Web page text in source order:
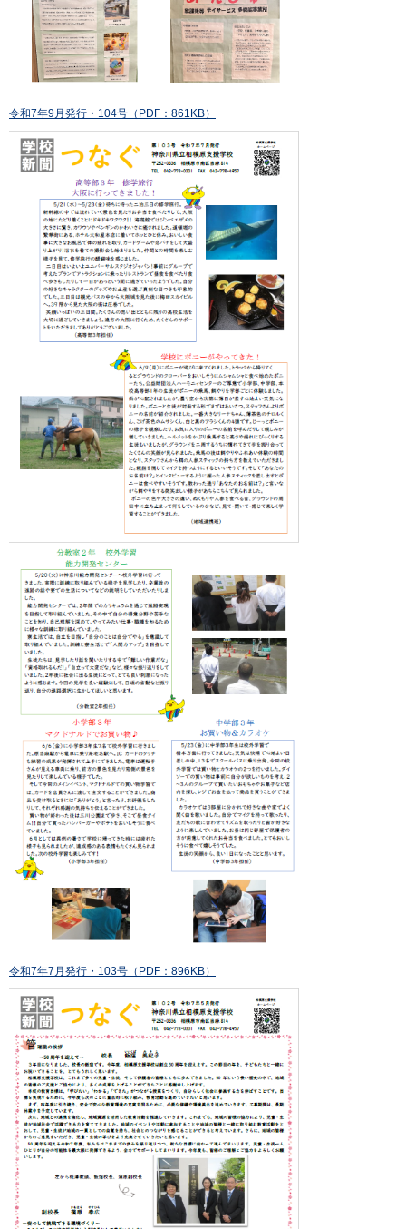
令和7年9月発行・104号（PDF：861KB）
令和7年7月発行・103号（PDF：896KB）